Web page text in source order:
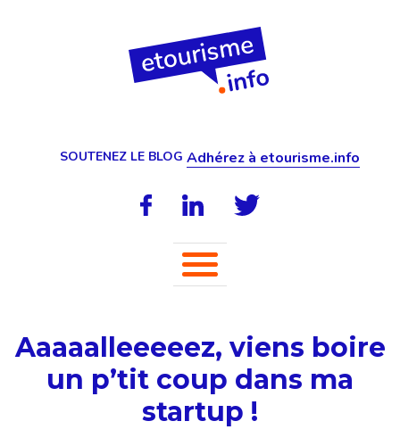
SOUTENEZ LE BLOG Adhérez à etourisme.info
Aaaaalleeeeez, viens boire
un p’tit coup dans ma
startup !